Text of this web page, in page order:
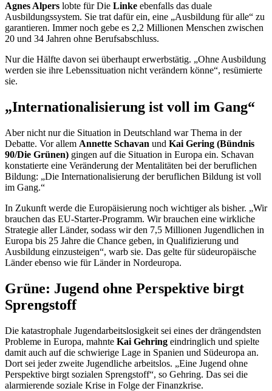
Agnes Alpers lobte für Die Linke ebenfalls das duale
Ausbildungssystem. Sie trat dafür ein, eine „Ausbildung für alle“ zu
garantieren. Immer noch gebe es 2,2 Millionen Menschen zwischen
20 und 34 Jahren ohne Berufsabschluss.
Nur die Hälfte davon sei überhaupt erwerbstätig. „Ohne Ausbildung
werden sie ihre Lebenssituation nicht verändern könne“, resümierte
sie.
„Internationalisierung ist voll im Gang“
Aber nicht nur die Situation in Deutschland war Thema in der
Debatte. Vor allem Annette Schavan und Kai Gering (Bündnis
90/Die Grünen) gingen auf die Situation in Europa ein. Schavan
konstatierte eine Veränderung der Mentalitäten bei der beruflichen
Bildung: „Die Internationalisierung der beruflichen Bildung ist voll
im Gang.“
In Zukunft werde die Europäisierung noch wichtiger als bisher. „Wir
brauchen das EU-Starter-Programm. Wir brauchen eine wirkliche
Strategie aller Länder, sodass wir den 7,5 Millionen Jugendlichen in
Europa bis 25 Jahre die Chance geben, in Qualifizierung und
Ausbildung einzusteigen“, warb sie. Das gelte für südeuropäische
Länder ebenso wie für Länder in Nordeuropa.
Grüne: Jugend ohne Perspektive birgt
Sprengstoff
Die katastrophale Jugendarbeitslosigkeit sei eines der drängendsten
Probleme in Europa, mahnte Kai Gehring eindringlich und spielte
damit auch auf die schwierige Lage in Spanien und Südeuropa an.
Dort sei jeder zweite Jugendliche arbeitslos. „Eine Jugend ohne
Perspektive birgt sozialen Sprengstoff“, so Gehring. Das sei die
alarmierende soziale Krise in Folge der Finanzkrise.